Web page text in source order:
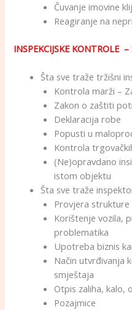
Čuvanje imovine
Reagiranje na
INSPEKCIJSKE KONTROLE
Šta sve traže tržišni
Kontrola marži –
Zakon o zaštiti
Deklaracija robe
Popusti u
Kontrola
(Ne)opravdano
istom objektu
Šta sve traže
Provjera strukture
Korištenje vozila,
problematika
Upotreba biznis
Način utvrđivanja
smještaja
Otpis zaliha, kalo,
Pozajmice